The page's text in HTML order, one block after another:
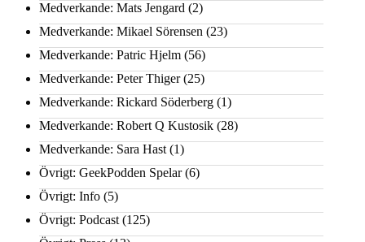
Medverkande: Mats Jengard (2)
Medverkande: Mikael Sörensen (23)
Medverkande: Patric Hjelm (56)
Medverkande: Peter Thiger(25)
Medverkande: Rickard Söderberg (1)
Medverkande: Robert Q Kustosik (28)
Medverkande: Sara Hast (1)
Övrigt: GeekPodden Spelar(6)
Övrigt: Info (5)
Övrigt: Podcast (125)